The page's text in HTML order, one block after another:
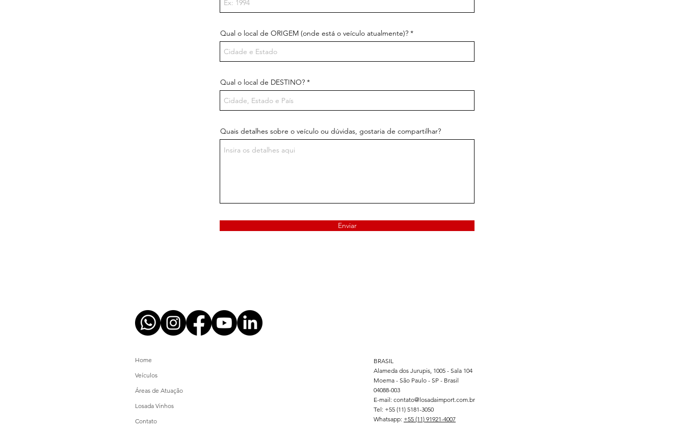
Qual o local de ORIGEM (onde está o veículo atualmente)?
Qual o local de DESTINO?
Quais detalhes sobre o veículo ou dúvidas, gostaria de compartilhar?
Enviar
Home
Veículos
Áreas de Atuação
Losada Vinhos
Contato
BRASIL
Alameda dos Jurupis, 1005 - Sala 104
Moema - São Paulo - SP - Brasil
04088-003
E-mail: contato@losadaimport.com.br
Tel: +55 (11) 5181-3050
Whatsapp: +55 (11) 91921-4007